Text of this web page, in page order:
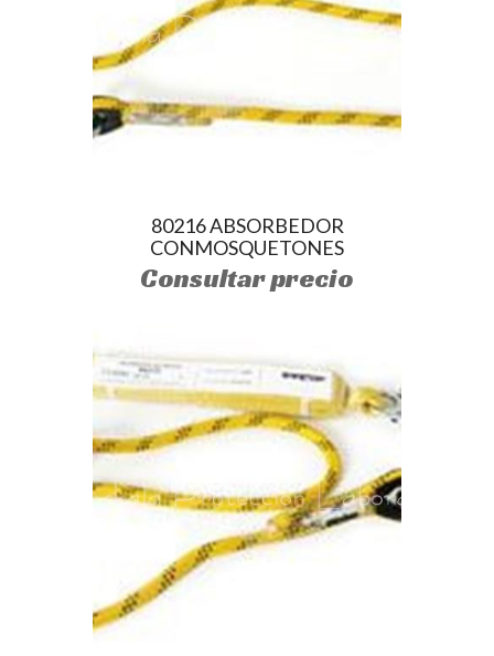
80216 ABSORBEDOR
CONMOSQUETONES
Consultar precio